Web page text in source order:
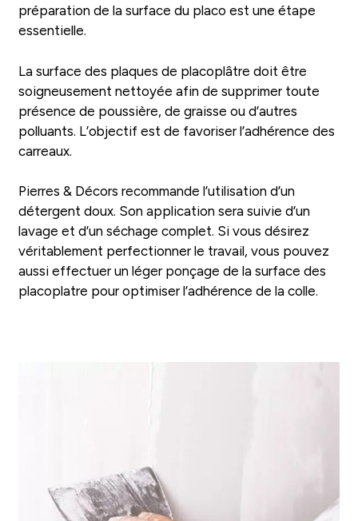
préparation de la surface du placo est une étape
essentielle.
La surface des plaques de placoplâtre doit être
soigneusement nettoyée afin de supprimer toute
présence de poussière, de graisse ou d’autres
polluants. L’objectif est de favoriser l’adhérence des
carreaux.
Pierres & Décors recommande l’utilisation d’un
détergent doux. Son application sera suivie d’un
lavage et d’un séchage complet. Si vous désirez
véritablement perfectionner le travail, vous pouvez
aussi effectuer un léger ponçage de la surface des
placoplatre pour optimiser l’adhérence de la colle.